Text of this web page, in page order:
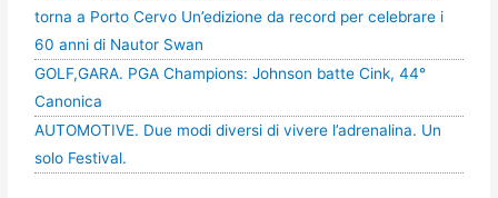
torna a Porto Cervo Un’edizione da record per celebrare i
60 anni di Nautor Swan
GOLF,GARA. PGA Champions: Johnson batte Cink, 44°
Canonica
AUTOMOTIVE. Due modi diversi di vivere l’adrenalina. Un
solo Festival.